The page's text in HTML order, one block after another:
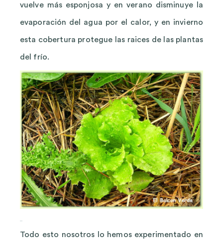
vuelve más esponjosa y en verano disminuye la
evaporación del agua por el calor, y en invierno
esta cobertura protegue las raices de las plantas
del frío.
Todo esto nosotros lo hemos experimentado en